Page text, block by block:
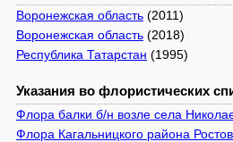
Воронежская область (2011)
Воронежская область (2018)
Республика Татарстан (1995)
Указания во флористических
Флора балки б/н возле села
Флора Кагальницкого района